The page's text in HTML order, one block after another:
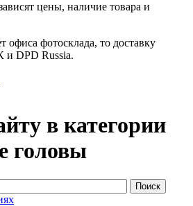
цены, наличие товара и
офиса фотосклада, то доставку
и DPD Russia.
в категории
головы